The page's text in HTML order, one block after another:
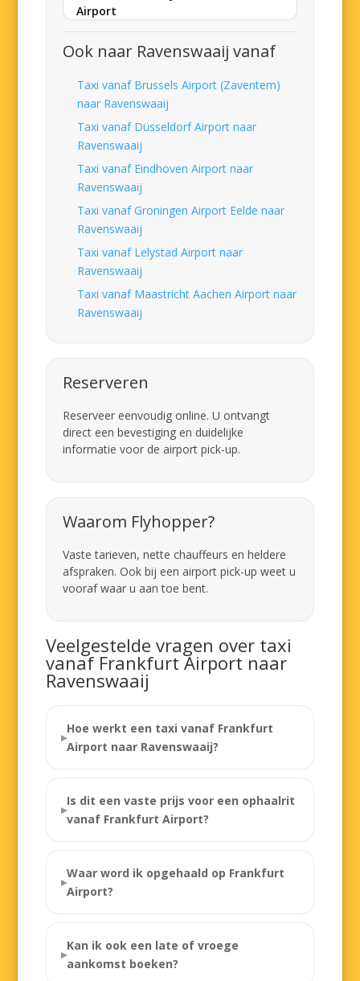
Airport
Ook naar Ravenswaaij vanaf
Taxi vanaf Brussels Airport (Zaventem)
naar Ravenswaaij
Taxi vanaf Düsseldorf Airport naar
Ravenswaaij
Taxi vanaf Eindhoven Airport naar
Ravenswaaij
Taxi vanaf Groningen Airport Eelde naar
Ravenswaaij
Taxi vanaf Lelystad Airport naar
Ravenswaaij
Taxi vanaf Maastricht Aachen Airport naar
Ravenswaaij
Reserveren
Reserveer eenvoudig online. U ontvangt
direct een bevestiging en duidelijke
informatie voor de airport pick-up.
Waarom Flyhopper?
Vaste tarieven, nette chauffeurs en heldere
afspraken. Ook bij een airport pick-up weet u
vooraf waar u aan toe bent.
Veelgestelde vragen over taxi
vanaf Frankfurt Airport naar
Ravenswaaij
Hoe werkt een taxi vanaf Frankfurt
Airport naar Ravenswaaij?
Is dit een vaste prijs voor een ophaalrit
vanaf Frankfurt Airport?
Waar word ik opgehaald op Frankfurt
Airport?
Kan ik ook een late of vroege
aankomst boeken?